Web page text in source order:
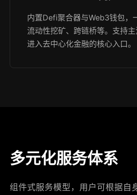
内置Defi聚合器与Web3钱包，
流动性挖矿、跨链桥等。支持
进入去中心化金融的核心入口。
多元化服务体系
组件式服务模型，用户可根据自